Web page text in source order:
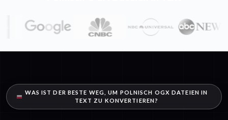
WAS IST DER BESTE WEG, UM POLNISCH OGX DATEIEN IN
TEXT ZU KONVERTIEREN?